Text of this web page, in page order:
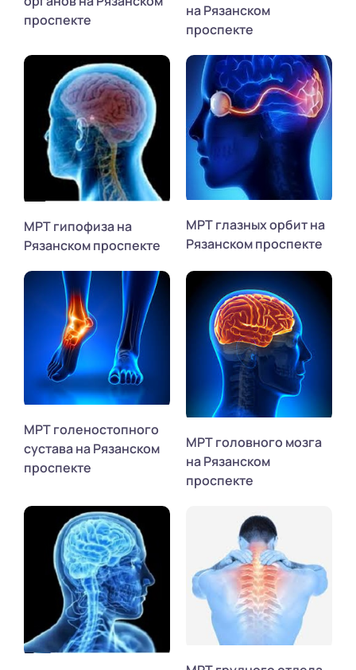
проспекте
на Рязанском
проспекте
МРТ гипофиза на
Рязанском проспекте
МРТ глазных орбит на
Рязанском проспекте
МРТ голеностопного
сустава на Рязанском
проспекте
МРТ головного мозга
на Рязанском
проспекте